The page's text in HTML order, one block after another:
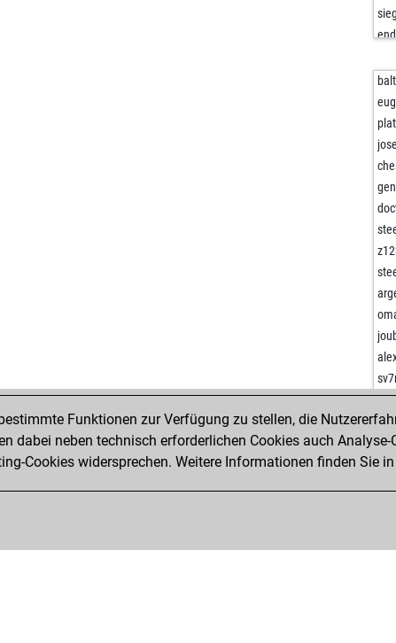
Funktionen zur Verfügung zu stellen, die
dabei neben technisch erforderlichen Cookies auch
Cookies widersprechen. Weitere Informationen finden Sie